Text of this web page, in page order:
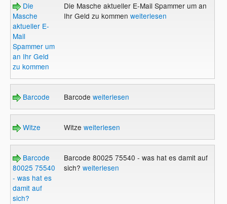
Die
Masche
aktueller E-
Mail
Spammer um
an Ihr Geld
zu kommen
Die Masche aktueller E-Mail Spammer um an
Ihr Geld zu kommen weiterlesen
Barcode Barcode weiterlesen
Witze Witze weiterlesen
Barcode
80025 75540
- was hat es
damit auf
sich?
Barcode 80025 75540 - was hat es damit auf
sich? weiterlesen